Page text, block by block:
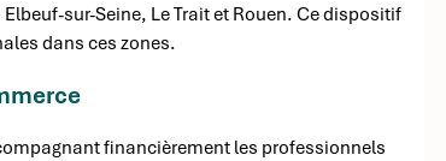
sur-Seine, Le Trait et Rouen. Ce dispositif
dans ces zones.
financièrement les professionnels